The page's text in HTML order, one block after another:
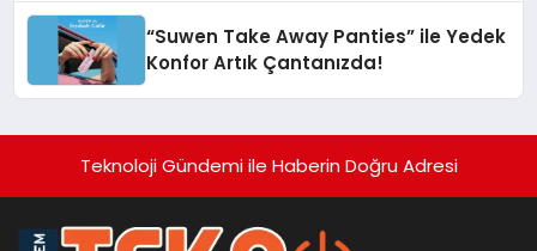
“Suwen Take Away Panties” ile Yedek
Konfor Artık Çantanızda!
Teknoloji Gündemi ile Haberin Doğru Adresi